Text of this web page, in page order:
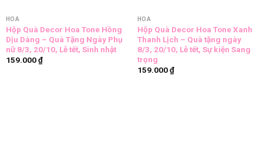
HOA
Hộp Quà Decor Hoa Tone Hồng
Dịu Dàng – Quà Tặng Ngày Phụ
nữ 8/3, 20/10, Lễ tết, Sinh nhật
159.000₫
HOA
Hộp Quà Decor Hoa Tone Xanh
Thanh Lịch – Quà tặng ngày
8/3, 20/10, Lễ tết, Sự kiện Sang
trọng
159.000₫